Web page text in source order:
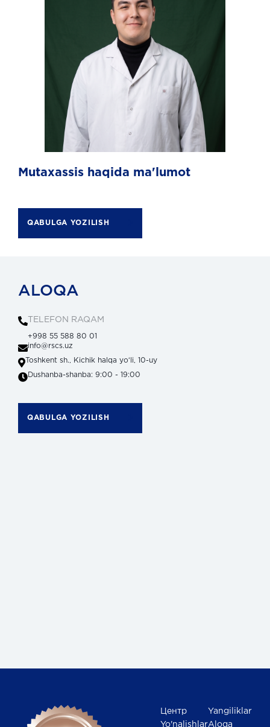
Mutaxassis haqida ma'lumot
QABULGA YOZILISH
ALOQA
TELEFON RAQAM
+998 55 588 80 01
info@rscs.uz
Toshkent sh., Kichik halqa yoʻli, 10-uy
Dushanba-shanba: 9:00 - 19:00
QABULGA YOZILISH
Центр
Yo'nalishlar
Yangiliklar
Aloqa